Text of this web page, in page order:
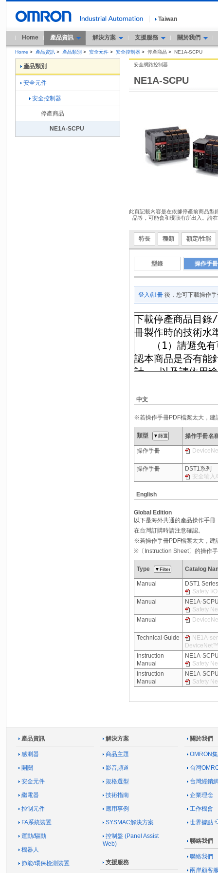
Taiwan
Home 產品資訊 解決方案 支援服務 關於我們
Home > 產品資訊 > 產品類別 > 安全元件 > 安全控制器 > 停產商品 > NE1A-SCPU
NE1A-SCPU
安全網路控制器
此頁記載內容是在依據停產前商品型
品等，可能會和現狀有所出入。請
特長 種類 額定/性能
型錄 操作手冊
登入/註冊 後，您可下載操作
中文
※若操作手冊PDF檔案太大，建
類型 操作手冊名
操作手冊
操作手冊
DST1系列
安全输入
English
Global Edition
以下是海外共通的產品操作手
在台灣訂購時請注意確認。
※若操作手冊PDF檔案太大，建
※〔Instruction Sheet〕的操作
Type Catalog
Manual
DST1 Series
Safety I/
Manual
NE1A-
Safety
Manual
Technical Guide
NE1A-
Instruction
Manual
NE1A-
Safety
Instruction
Manual
NE1A-
Safety
產品類別
安全元件
安全控制器
停產商品
NE1A-SCPU
產品資訊
感測器
開關
安全元件
繼電器
控制元件
FA系統裝置
運動/驅動
機器人
節能/環保檢測裝置
解決方案
商品主題
影音頻道
規格選型
技術指南
應用事例
SYSMAC解決方案
控制盤 (Panel Assist
Web)
支援服務
關於我們
OMRON
台灣
台灣經銷
企業理念
工作機會
世界據點
聯絡我們
聯絡我們
兩岸顧客